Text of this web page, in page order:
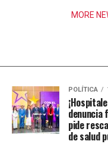
MORE
POLÍTICA
denuncia
pide
de salud